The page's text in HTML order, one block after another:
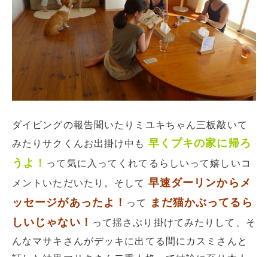
ダイビングの報告聞いたりミユキちゃん三板敲いて
みたりサクくんお出掛け中も 早くプキの家に帰ろ
うよ！ って気に入ってくれてるらしいって嬉しいコ
メントいただいたり。そして 早速ダーリンからメ
ッセージがあったよ！ って
まだ猫かぶってるら
しいじゃない！ って揺さぶり掛けてみたりして、そ
んなマサキさんがデッキに出てる間にカスミさんと